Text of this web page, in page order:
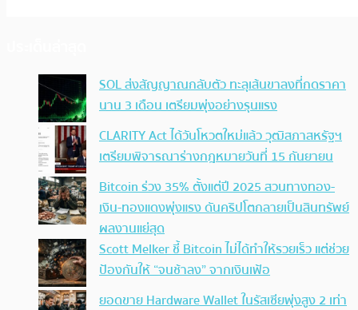
SOL ส่งสัญญาณกลับตัว ทะลุเส้นขาลงที่กดราคา
นาน 3 เดือน เตรียมพุ่งอย่างรุนแรง
CLARITY Act ได้วันโหวตใหม่แล้ว วุฒิสภาสหรัฐฯ
เตรียมพิจารณาร่างกฎหมายวันที่ 15 กันยายน
Bitcoin ร่วง 35% ตั้งแต่ปี 2025 สวนทางทอง-
เงิน-ทองแดงพุ่งแรง ดันคริปโตกลายเป็นสินทรัพย์
ผลงานแย่สุด
Scott Melker ชี้ Bitcoin ไม่ได้ทำให้รวยเร็ว แต่ช่วย
ป้องกันให้ “จนช้าลง” จากเงินเฟ้อ
ยอดขาย Hardware Wallet ในรัสเซียพุ่งสูง 2 เท่า